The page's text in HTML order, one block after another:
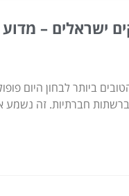
ישראלים –
ביותר לבחון היום
חברתיות. זה נשמע